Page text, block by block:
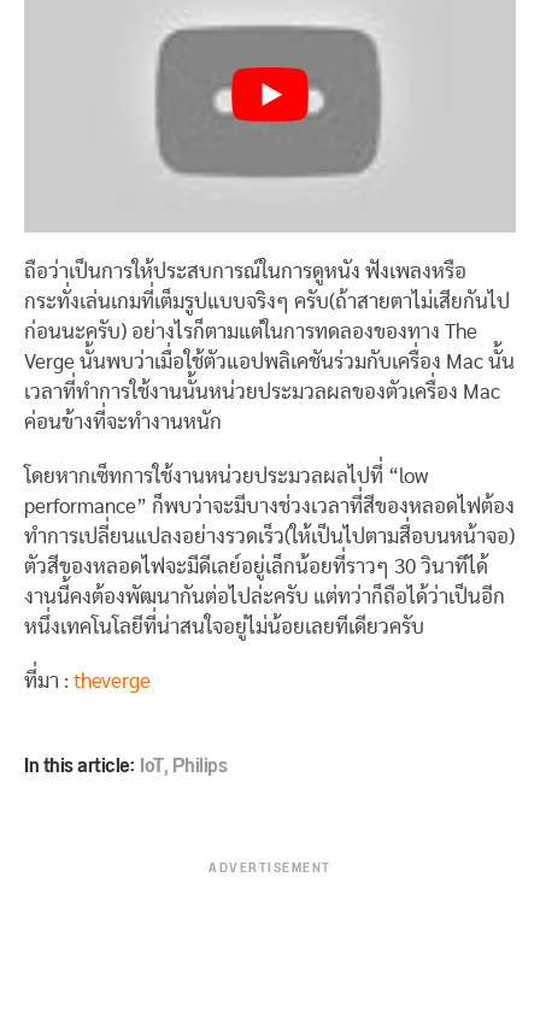
ถือว่าเป็นการให้ประสบการณ์ในการดูหนัง ฟังเพลงหรือ
กระทั่งเล่นเกมที่เต็มรูปแบบจริงๆ ครับ(ถ้าสายตาไม่เสียกันไป
ก่อนนะครับ) อย่างไรก็ตามแต่ในการทดลองของทาง The
Verge นั้นพบว่าเมื่อใช้ตัวแอปพลิเคชันร่วมกับเครื่อง Mac นั้น
เวลาที่ทำการใช้งานนั้นหน่วยประมวลผลของตัวเครื่อง Mac
ค่อนข้างที่จะทำงานหนัก
โดยหากเซ็ทการใช้งานหน่วยประมวลผลไปที่ “low
performance” ก็พบว่าจะมีบางช่วงเวลาที่สีของหลอดไฟต้อง
ทำการเปลี่ยนแปลงอย่างรวดเร็ว(ให้เป็นไปตามสื่อบนหน้าจอ)
ตัวสีของหลอดไฟจะมีดีเลย์อยู่เล็กน้อยที่ราวๆ 30 วินาทีได้
งานนี้คงต้องพัฒนากันต่อไปล่ะครับ แต่ทว่าก็ถือได้ว่าเป็นอีก
หนึ่งเทคโนโลยีที่น่าสนใจอยู่ไม่น้อยเลยทีเดียวครับ
ที่มา : theverge
In this article:IoT,Philips
ADVERTISEMENT